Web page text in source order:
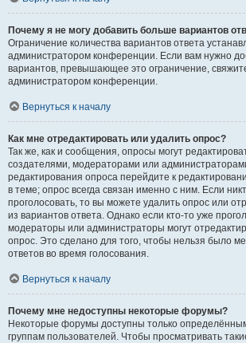
Почему я не могу добавить больше вариантов
Ограничение количества вариантов ответа
администратором конференции. Если вам нужно
вариантов, превышающее это ограничение,
администратором конференции.
Вернуться к началу
Как мне отредактировать или удалить опрос?
Так же, как и сообщения, опросы могут
создателями, модераторами или
редактирования опроса перейдите к
в теме; опрос всегда связан именно с ним. Если
проголосовать, то вы можете удалить опрос или
из вариантов ответа. Однако если кто-то уже
модераторы или администраторы могут
опрос. Это сделано для того, чтобы нельзя было
ответов во время голосования.
Вернуться к началу
Почему мне недоступны некоторые форумы?
Некоторые форумы доступны только
группам пользователей. Чтобы просматривать